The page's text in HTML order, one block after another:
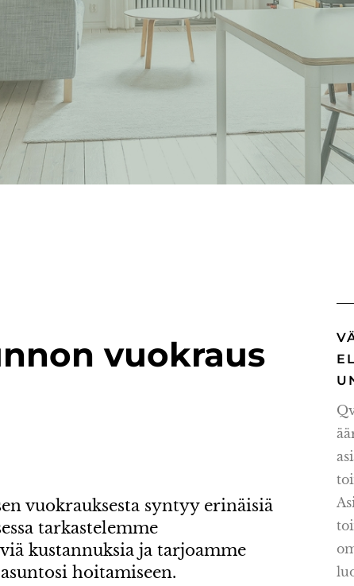
vuokraus
vuokrauksesta syntyy erinäisiä
tarkastelemme
kustannuksia ja tarjoamme
hoitamiseen.